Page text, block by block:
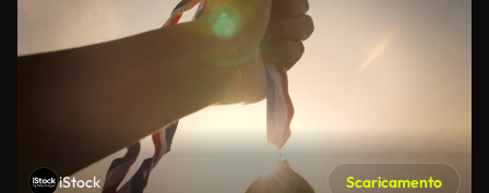
iStock Scaricamento